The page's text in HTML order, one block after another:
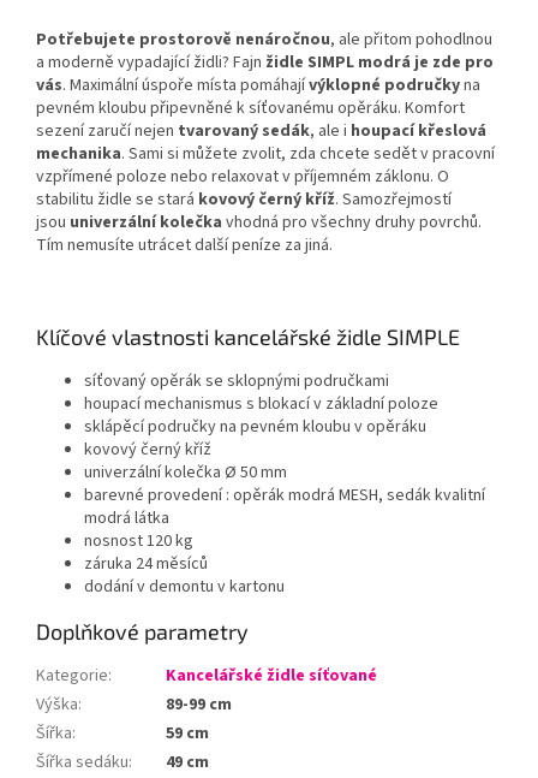
Potřebujete prostorově nenáročnou, ale přitom pohodlnou
a moderně vypadající židli? Fajn židle SIMPL modrá je zde pro
vás. Maximální úspoře místa pomáhajívýklopné područkyna
pevném kloubu připevněné k síťovanému opěráku. Komfort
sezení zaručí nejen tvarovaný sedák, ale i houpací křeslová
mechanika. Sami si můžete zvolit, zda chcete sedět v pracovní
vzpřímené poloze nebo relaxovat v příjemném záklonu. O
stabilitu židle se stará kovový černý kříž. Samozřejmostí
jsou univerzální kolečka vhodná pro všechny druhy povrchů.
Tím nemusíte utrácet další peníze za jiná.
Klíčové vlastnosti kancelářské židle SIMPLE
síťovaný opěrák se sklopnými područkami
houpací mechanismus s blokací v základní poloze
sklápěcí područky na pevném kloubu v opěráku
kovový černý kříž
univerzální kolečka Ø 50 mm
barevné provedení : opěrák modrá MESH, sedák kvalitní
modrá látka
nosnost 120 kg
záruka 24 měsíců
dodání v demontu v kartonu
Doplňkové parametry
Kategorie:
Kancelářské židle síťované
Výška:
89-99 cm
Šířka:
59 cm
Šířka sedáku:
49 cm